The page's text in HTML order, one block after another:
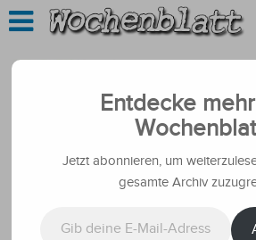
Entdecke
Jetzt abonnieren, um
gesamte Archiv